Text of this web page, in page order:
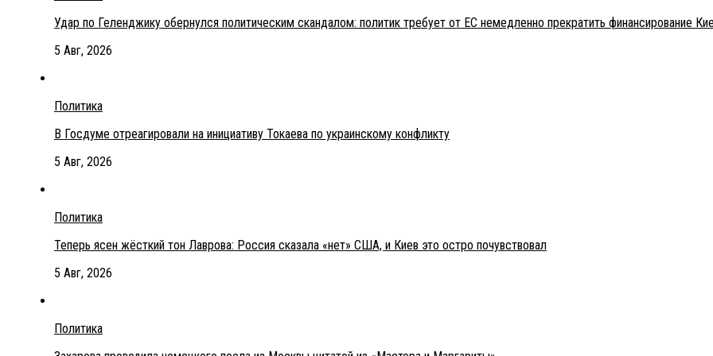
Удар по Геленджику обернулся политическим скандалом: политик требует от ЕС немедленно прекратить финансирование
5 Авг, 2026
Политика
В Госдуме отреагировали на инициативу Токаева по украинскому конфликту
5 Авг, 2026
Политика
Теперь ясен жёсткий тон Лаврова: Россия сказала «нет» США, и Киев это остро почувствовал
5 Авг, 2026
Политика